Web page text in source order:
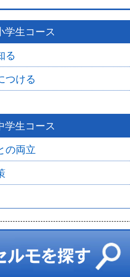
学生コース
る
つける
学生コース
の両立